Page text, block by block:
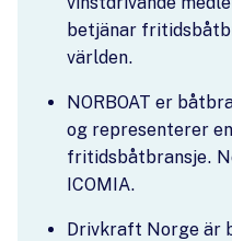
betjänar
världen.
NORBOAT er
og representerer
fritidsbåtbransje.
ICOMIA.
Drivkraft Norge är